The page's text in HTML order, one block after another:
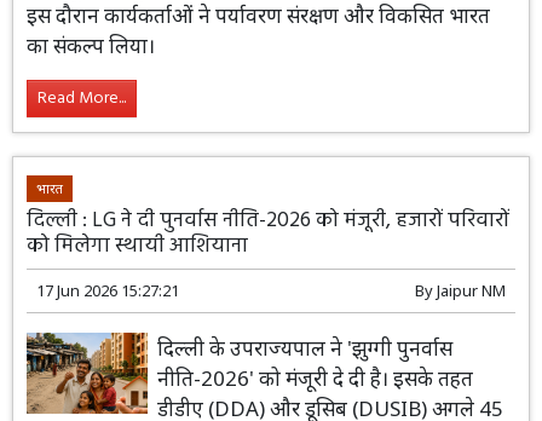
केंद्रीय मंत्री शिवराज सिंह चौहान ने पटना में स्वच्छता, पौधारोपण
और प्रगति पथ यात्रा का नेतृत्व किया। मोदी सरकार के 12
गौरवपूर्ण वर्ष पूरे होने पर उन्होंने स्वच्छता को जनआंदोलन बताया।
इस दौरान कार्यकर्ताओं ने पर्यावरण संरक्षण और विकसित भारत
का संकल्प लिया।
Read More...
दिल्ली : LG ने दी पुनर्वास नीति-2026 को मंजूरी, हजारों परिवारों
को मिलेगा स्थायी आशियाना
17 Jun 2026 15:27:21 By Jaipur NM